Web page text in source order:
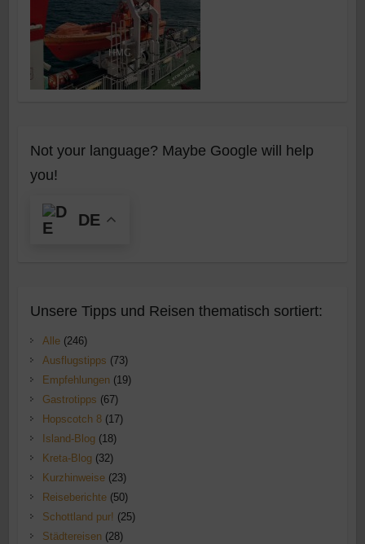
Not your language? Maybe Google will help
you!
DE
Unsere Tipps und Reisen thematisch sortiert:
Alle(246)
Ausflugstipps (73)
Empfehlungen(19)
Gastrotipps (67)
Hopscotch 8(17)
Island-Blog (18)
Kreta-Blog (32)
Kurzhinweise(23)
Reiseberichte(50)
Schottland pur! (25)
Städtereisen(28)